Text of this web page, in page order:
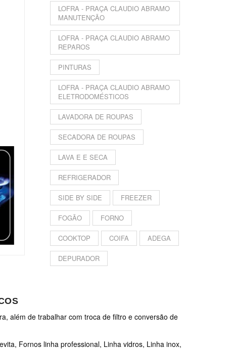
LOFRA - PRAÇA CLAUDIO ABRAMO
MANUTENÇÃO
LOFRA - PRAÇA CLAUDIO ABRAMO
REPAROS
PINTURAS
LOFRA - PRAÇA CLAUDIO ABRAMO
ELETRODOMÉSTICOS
LAVADORA DE ROUPAS
SECADORA DE ROUPAS
LAVA E E SECA
REFRIGERADOR
SIDE BY SIDE FREEZER
FOGÃO FORNO
COOKTOP COIFA ADEGA
DEPURADOR
além de trabalhar com troca de filtro e conversão de
Fornos linha professional, Linha vidros, Linha inox,